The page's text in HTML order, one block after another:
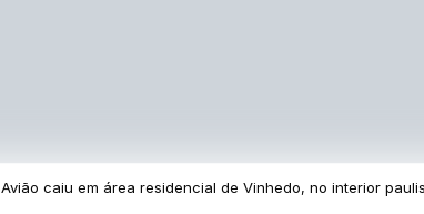
Avião caiu em área residencial de Vinhedo, no interior